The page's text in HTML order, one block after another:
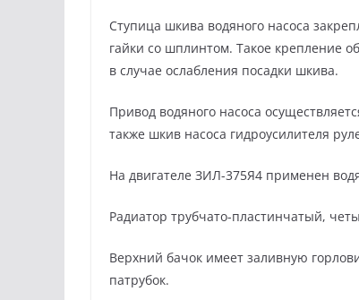
Ступица шкива водяного насоса
гайки со шплинтом. Такое крепление
в случае ослабления посадки шкива.
Привод водяного насоса
также шкив насоса гидроусилителя
На двигателе ЗИЛ-375Я4 применен
Радиатор трубчато-пластинчатый,
Верхний бачок имеет заливную
патрубок.